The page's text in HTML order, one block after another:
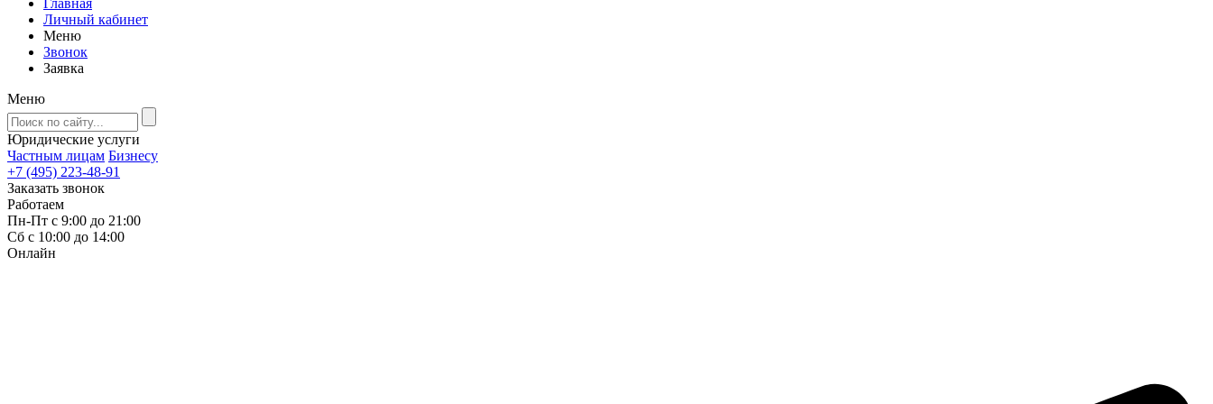
Главная
Личный кабинет
Меню
Звонок
Заявка
Меню
Юридические услуги
Частным лицам Бизнесу
+7 (495) 223-48-91
Заказать звонок
Работаем
Пн-Пт с 9:00 до 21:00
Сб с 10:00 до 14:00
Онлайн